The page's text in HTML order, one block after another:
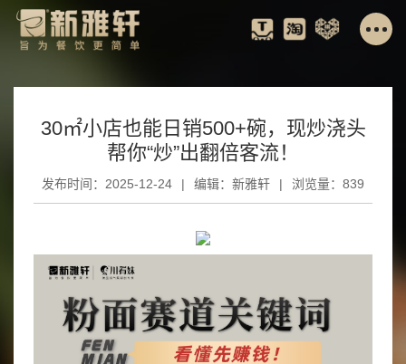
30㎡小店也能日销500+碗，现炒浇头
帮你“炒”出翻倍客流！
发布时间：2025-12-24 | 编辑：新雅轩 | 浏览量：839